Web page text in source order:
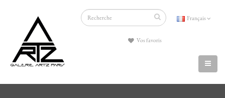
Français
Vos favoris